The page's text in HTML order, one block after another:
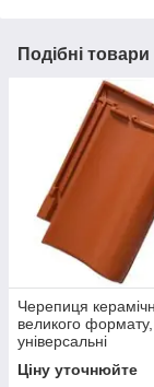
Подібні товари
Черепиця
великого формату,
універсальні
герметичні
Ціну уточнюйте